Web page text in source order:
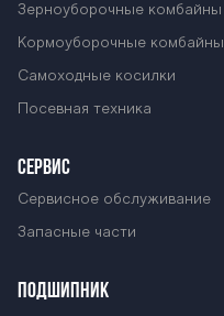
Зерноуборочные комбайны
Кормоуборочные комбайны
Самоходные косилки
Посевная техника
СЕРВИС
Сервисное обслуживание
Запасные части
ПОДШИПНИК